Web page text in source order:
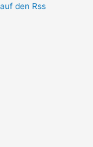
den Rss